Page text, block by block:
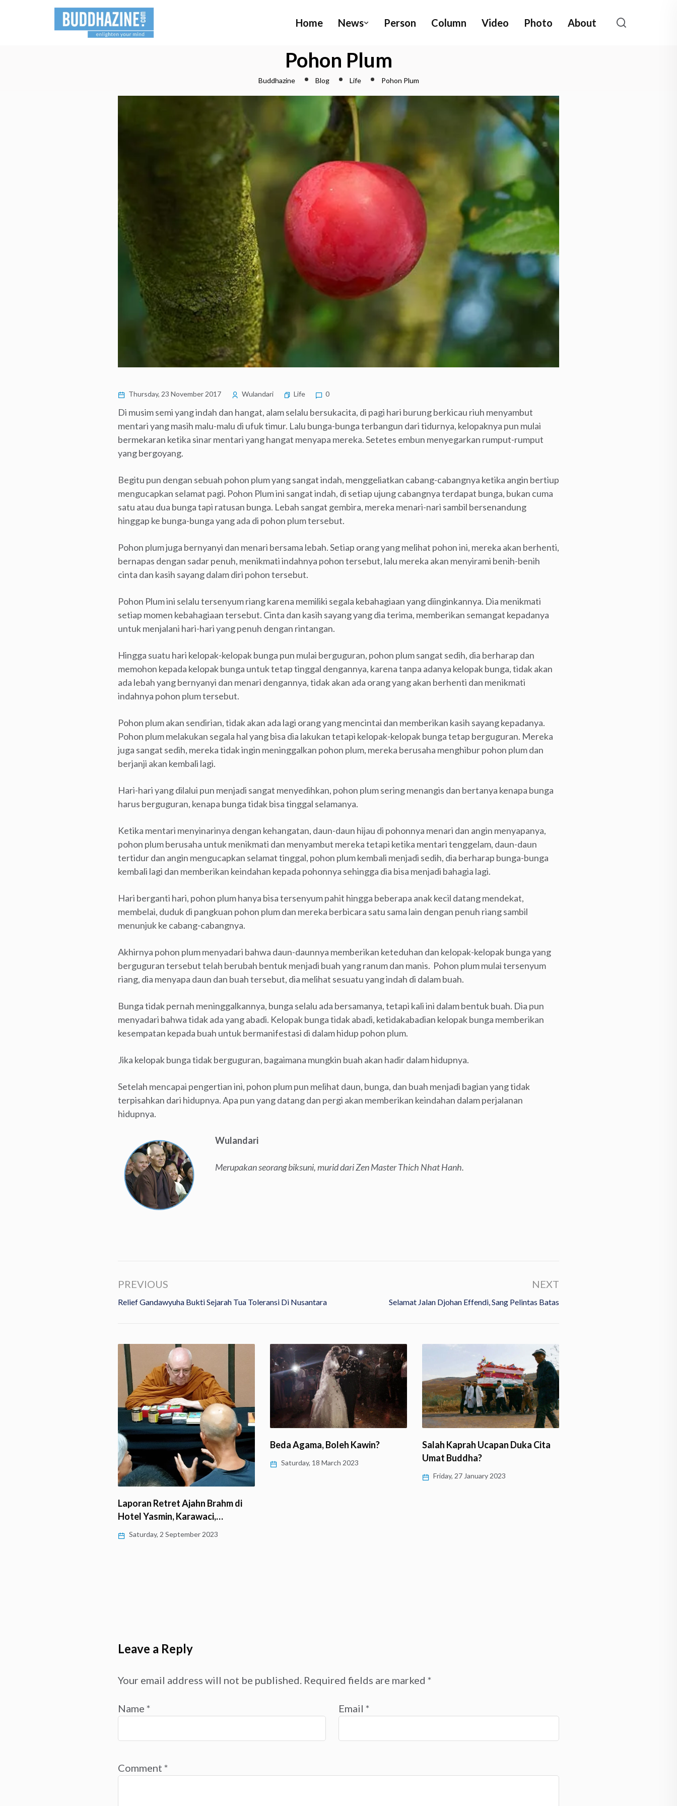
Home News Person Column Video Photo About
Pohon Plum
Buddhazine Blog Life Pohon Plum
Thursday, 23 November 2017 Wulandari Life 0
Di musim semi yang indah dan hangat, alam selalu bersukacita, di pagi hari burung berkicau riuh menyambut
mentari yang masih malu-malu di ufuk timur. Lalu bunga-bunga terbangun dari tidurnya, kelopaknya pun mulai
bermekaran ketika sinar mentari yang hangat menyapa mereka. Setetes embun menyegarkan rumput-rumput
yang bergoyang.
Begitu pun dengan sebuah pohon plum yang sangat indah, menggeliatkan cabang-cabangnya ketika angin bertiup
mengucapkan selamat pagi. Pohon Plum ini sangat indah, di setiap ujung cabangnya terdapat bunga, bukan cuma
satu atau dua bunga tapi ratusan bunga. Lebah sangat gembira, mereka menari-nari sambil bersenandung
hinggap ke bunga-bunga yang ada di pohon plum tersebut.
Pohon plum juga bernyanyi dan menari bersama lebah. Setiap orang yang melihat pohon ini, mereka akan berhenti,
bernapas dengan sadar penuh, menikmati indahnya pohon tersebut, lalu mereka akan menyirami benih-benih
cinta dan kasih sayang dalam diri pohon tersebut.
Pohon Plum ini selalu tersenyum riang karena memiliki segala kebahagiaan yang diinginkannya. Dia menikmati
setiap momen kebahagiaan tersebut. Cinta dan kasih sayang yang dia terima, memberikan semangat kepadanya
untuk menjalani hari-hari yang penuh dengan rintangan.
Hingga suatu hari kelopak-kelopak bunga pun mulai berguguran, pohon plum sangat sedih, dia berharap dan
memohon kepada kelopak bunga untuk tetap tinggal dengannya, karena tanpa adanya kelopak bunga, tidak akan
ada lebah yang bernyanyi dan menari dengannya, tidak akan ada orang yang akan berhenti dan menikmati
indahnya pohon plum tersebut.
Pohon plum akan sendirian, tidak akan ada lagi orang yang mencintai dan memberikan kasih sayang kepadanya.
Pohon plum melakukan segala hal yang bisa dia lakukan tetapi kelopak-kelopak bunga tetap berguguran. Mereka
juga sangat sedih, mereka tidak ingin meninggalkan pohon plum, mereka berusaha menghibur pohon plum dan
berjanji akan kembali lagi.
Hari-hari yang dilalui pun menjadi sangat menyedihkan, pohon plum sering menangis dan bertanya kenapa bunga
harus berguguran, kenapa bunga tidak bisa tinggal selamanya.
Ketika mentari menyinarinya dengan kehangatan, daun-daun hijau di pohonnya menari dan angin menyapanya,
pohon plum berusaha untuk menikmati dan menyambut mereka tetapi ketika mentari tenggelam, daun-daun
tertidur dan angin mengucapkan selamat tinggal, pohon plum kembali menjadi sedih, dia berharap bunga-bunga
kembali lagi dan memberikan keindahan kepada pohonnya sehingga dia bisa menjadi bahagia lagi.
Hari berganti hari, pohon plum hanya bisa tersenyum pahit hingga beberapa anak kecil datang mendekat,
membelai, duduk di pangkuan pohon plum dan mereka berbicara satu sama lain dengan penuh riang sambil
menunjuk ke cabang-cabangnya.
Akhirnya pohon plum menyadari bahwa daun-daunnya memberikan keteduhan dan kelopak-kelopak bunga yang
berguguran tersebut telah berubah bentuk menjadi buah yang ranum dan manis. Pohon plum mulai tersenyum
riang, dia menyapa daun dan buah tersebut, dia melihat sesuatu yang indah di dalam buah.
Bunga tidak pernah meninggalkannya, bunga selalu ada bersamanya, tetapi kali ini dalam bentuk buah. Dia pun
menyadari bahwa tidak ada yang abadi. Kelopak bunga tidak abadi, ketidakabadian kelopak bunga memberikan
kesempatan kepada buah untuk bermanifestasi di dalam hidup pohon plum.
Jika kelopak bunga tidak berguguran, bagaimana mungkin buah akan hadir dalam hidupnya.
Setelah mencapai pengertian ini, pohon plum pun melihat daun, bunga, dan buah menjadi bagian yang tidak
terpisahkan dari hidupnya. Apa pun yang datang dan pergi akan memberikan keindahan dalam perjalanan
hidupnya.
Wulandari
Merupakan seorang biksuni, murid dari Zen Master Thich Nhat Hanh.
PREVIOUS
Relief Gandawyuha Bukti Sejarah Tua Toleransi Di Nusantara
NEXT
Selamat Jalan Djohan Effendi, Sang Pelintas Batas
Laporan Retret Ajahn Brahm di
Hotel Yasmin, Karawaci,…
Saturday, 2 September 2023
Beda Agama, Boleh Kawin?
Saturday, 18 March 2023
Salah Kaprah Ucapan Duka Cita
Umat Buddha?
Friday, 27 January 2023
Leave a Reply
Your email address will not be published. Required fields are marked *
Name * Email *
Comment *